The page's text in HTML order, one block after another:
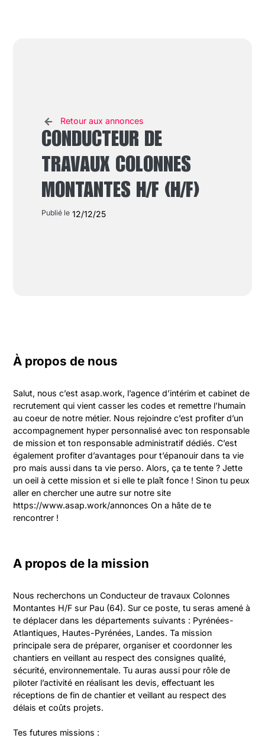
Retour aux annonces
CONDUCTEUR DE
TRAVAUX COLONNES
MONTANTES H/F (H/F)
Publié le 12/12/25
À propos de nous
Salut, nous c’est asap.work, l’agence d’intérim et cabinet de
recrutement qui vient casser les codes et remettre l’humain
au coeur de notre métier. Nous rejoindre c’est profiter d’un
accompagnement hyper personnalisé avec ton responsable
de mission et ton responsable administratif dédiés. C’est
également profiter d’avantages pour t’épanouir dans ta vie
pro mais aussi dans ta vie perso. Alors, ça te tente ? Jette
un oeil à cette mission et si elle te plaît fonce ! Sinon tu peux
aller en chercher une autre sur notre site
https://www.asap.work/annonces On a hâte de te
rencontrer !
A propos de la mission
Nous recherchons un Conducteur de travaux Colonnes
Montantes H/F sur Pau (64). Sur ce poste, tu seras amené à
te déplacer dans les départements suivants : Pyrénées-
Atlantiques, Hautes-Pyrénées, Landes. Ta mission
principale sera de préparer, organiser et coordonner les
chantiers en veillant au respect des consignes qualité,
sécurité, environnementale. Tu auras aussi pour rôle de
piloter l’activité en réalisant les devis, effectuant les
réceptions de fin de chantier et veillant au respect des
délais et coûts projets.
Tes futures missions :